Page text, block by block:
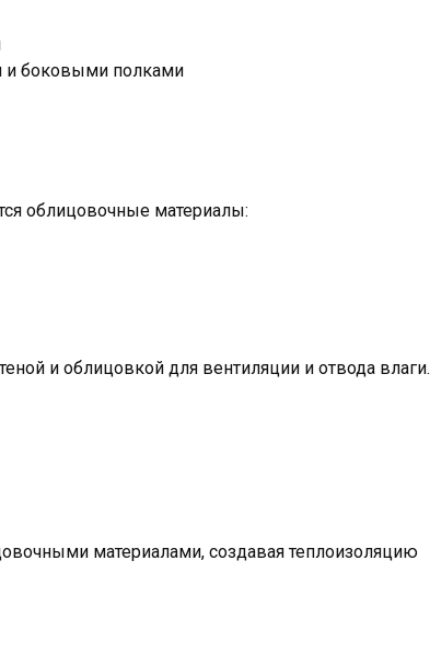
и боковыми полками
облицовочные материалы:
и облицовкой для вентиляции и отвода влаги.
материалами, создавая теплоизоляцию